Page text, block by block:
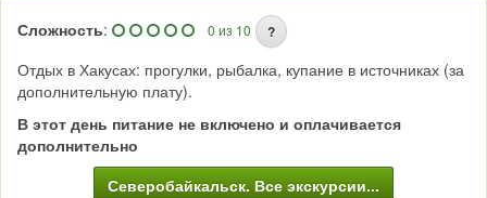
Сложность: 0 из 10 ?
Отдых в Хакусах: прогулки, рыбалка, купание в источниках (за
дополнительную плату).
В этот день питание не включено и оплачивается
дополнительно
Северобайкальск. Все экскурсии...